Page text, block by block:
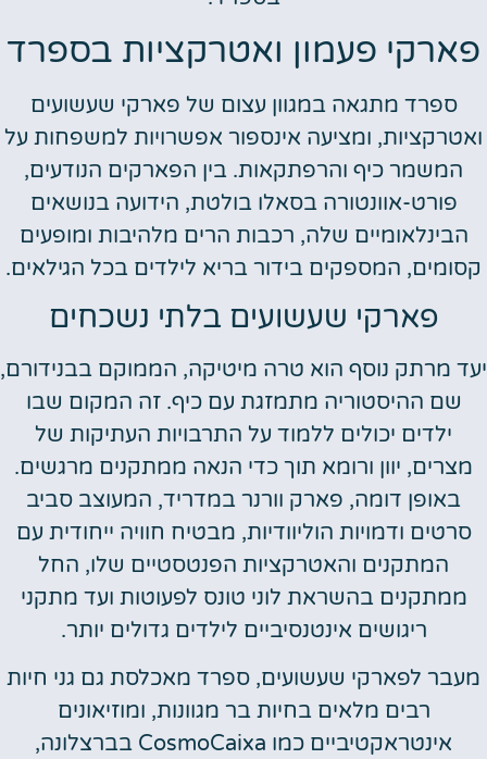
פעמון ואטרקציות בספרד
ספרד מתגאה במגוון עצום של פארקי שעשועים
ומציעה אינספור אפשרויות למשפחות על
המשמר כיף והרפתקאות. בין הפארקים הנודעים,
פורט-אוונטורה בסאלו בולטת, הידועה בנושאים
הבינלאומיים שלה, רכבות הרים מלהיבות ומופעים
המספקים בידור בריא לילדים בכל הגילאים.
פארקי שעשועים בלתי נשכחים
מרתק נוסף הוא טרה מיטיקה, הממוקם בבנידורם,
שם ההיסטוריה מתמזגת עם כיף. זה המקום שבו
ילדים יכולים ללמוד על התרבויות העתיקות של
מצרים, יוון ורומא תוך כדי הנאה ממתקנים מרגשים.
באופן דומה, פארק וורנר במדריד, המעוצב סביב
סרטים ודמויות הוליוודיות, מבטיח חוויה ייחודית עם
המתקנים והאטרקציות הפנטסטיים שלו, החל
ממתקנים בהשראת לוני טונס לפעוטות ועד מתקני
ריגושים אינטנסיביים לילדים גדולים יותר.
לפארקי שעשועים, ספרד מאכלסת גם גני חיות
רבים מלאים בחיות בר מגוונות, ומוזיאונים
אינטראקטיביים כמו CosmoCaixa בברצלונה,